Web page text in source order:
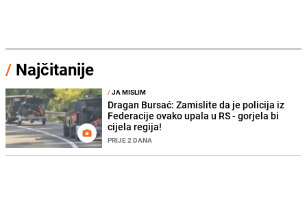
/ Najčitanije
/JA MISLIM
Dragan Bursać: Zamislite da je policija iz
Federacije ovako upala u RS - gorjela bi
cijela regija!
PRIJE 2 DANA